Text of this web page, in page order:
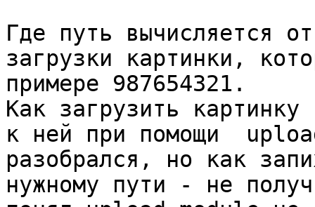
Где путь вычисляется
загрузки картинки,
примере 987654321.
Как загрузить
к ней при помощи
разобрался, но как
нужному пути - не